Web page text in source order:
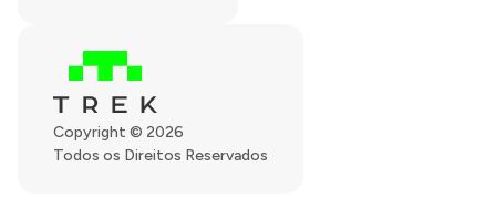
Copyright © 2026
Todos os Direitos Reservados